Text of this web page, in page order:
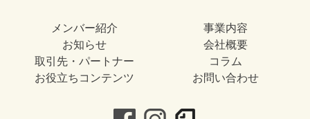
メンバー紹介
事業内容
お知らせ
会社概要
取引先・パートナー
コラム
お役立ちコンテンツ
お問い合わせ